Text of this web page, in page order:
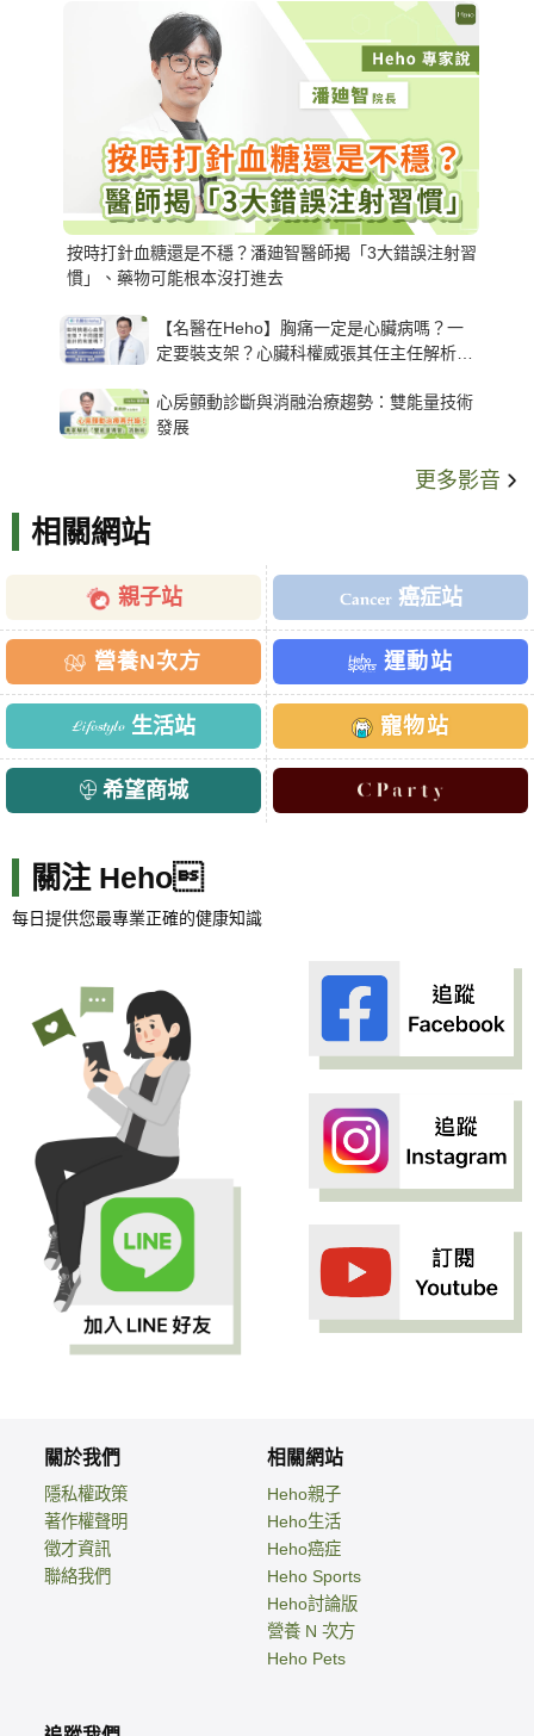
按時打針血糖還是不穩？潘廸智醫師揭「3大錯誤注射習
慣」、藥物可能根本沒打進去
【名醫在Heho】胸痛一定是心臟病嗎？一
定要裝支架？心臟科權威張其任主任解析支
心房顫動診斷與消融治療趨勢：雙能量技術
發展
更多影音
相關網站
親子站 癌症站
營養N次方 運動站
生活站 寵物站
希望商城
關注 Heho
每日提供您最專業正確的健康知識
關於我們
隱私權政策
著作權聲明
徵才資訊
聯絡我們
相關網站
Heho親子
Heho生活
Heho癌症
Heho Sports
Heho討論版
營養 N 次方
Heho Pets